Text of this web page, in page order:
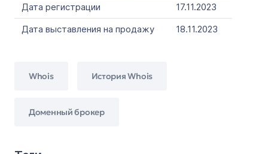
Дата регистрации
17.11.2023
Дата выставления на продажу
18.11.2023
Whois История Whois
Доменный брокер